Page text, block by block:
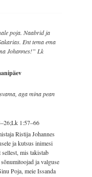
poja. Naabrid ja
Ent tema ema
Johannes!” Lk
aga mina pean
1:57–66
Ristija Johannes
ja kutsus inimesi
mis takistab
ja valguse
Poja, meie Issanda